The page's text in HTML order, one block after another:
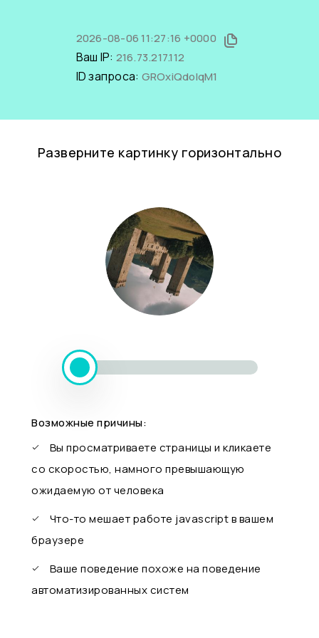
2026-08-06 11:27:16 +0000
Ваш IP: 216.73.217.112
ID запроса: GROxiQdolqM1
Разверните картинку горизонтально
Возможные причины:
Вы просматриваете страницы и кликаете
со скоростью, намного превышающую
ожидаемую от человека
Что-то мешает работе javascript в вашем
браузере
Ваше поведение похоже на поведение
автоматизированных систем